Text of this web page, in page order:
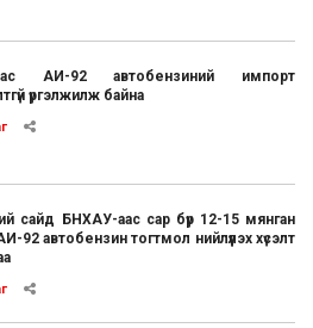
АИ-92 автобензиний импорт
үргэлжилж байна
сайд БНХАУ-аас сар бүр 12-15 мянган
92 автобензин тогтмол нийлүүлэх хүсэлт